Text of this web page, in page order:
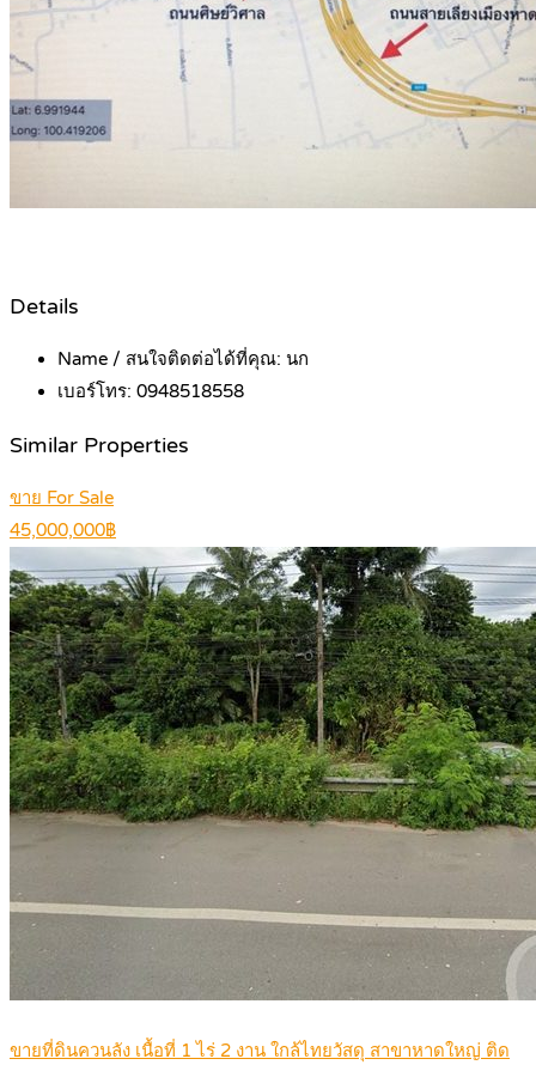
Details
Name / สนใจติดต่อได้ที่คุณ: นก
เบอร์โทร: 0948518558
Similar Properties
ขาย For Sale
45,000,000฿
ขายที่ดินควนลัง เนื้อที่ 1 ไร่ 2 งาน ใกล้ไทยวัสดุ สาขาหาดใหญ่ ติด